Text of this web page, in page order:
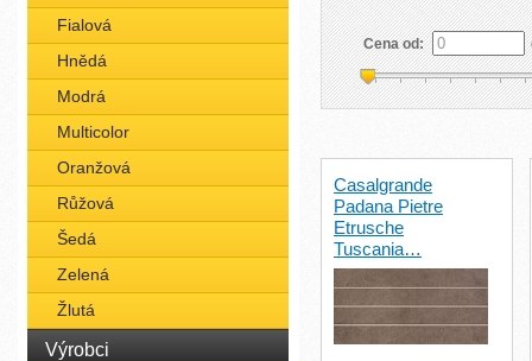
Fialová
Hnědá
Modrá
Multicolor
Oranžová
Růžová
Šedá
Zelená
Žlutá
Výrobci
Cena od:
Casalgrande
Padana Pietre
Etrusche
Tuscania…